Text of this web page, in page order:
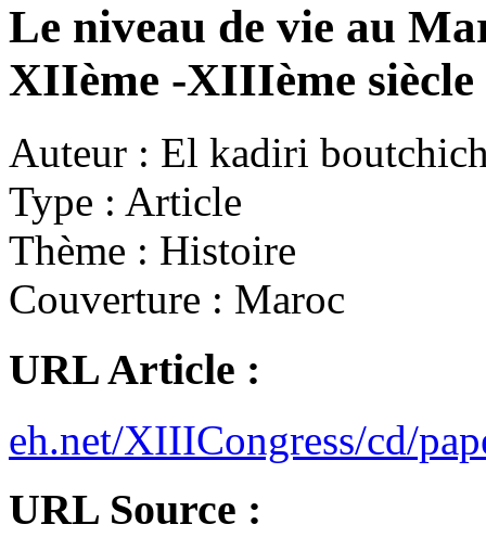
Le niveau de vie au
XIIème -XIIIème siècle
Auteur : El kadiri
Type : Article
Thème : Histoire
Couverture : Maroc
URL Article :
eh.net/XIIICongress/cd/
URL Source :